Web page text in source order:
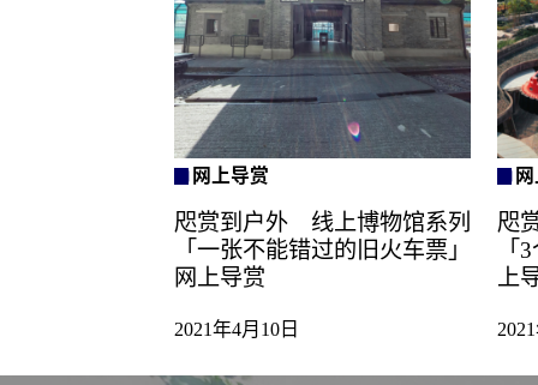
网上导赏
咫赏到户外 线上博物馆系列
「一张不能错过的旧火车票」
网上导赏
2021年4月10日
咫
「
上